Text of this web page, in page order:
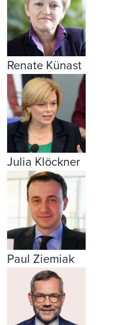
Renate Künast
Julia Klöckner
Paul Ziemiak